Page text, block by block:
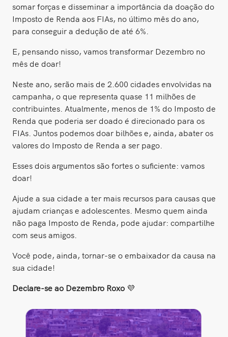
somar forças e disseminar a importância da doação do
Imposto de Renda aos FIAs, no último mês do ano,
para conseguir a dedução de até 6%.
E, pensando nisso, vamos transformar Dezembro no
mês de doar!
Neste ano, serão mais de 2.600 cidades envolvidas na
campanha, o que representa quase 11 milhões de
contribuintes. Atualmente, menos de 1% do Imposto de
Renda que poderia ser doado é direcionado para os
FIAs. Juntos podemos doar bilhões e, ainda, abater os
valores do Imposto de Renda a ser pago.
Esses dois argumentos são fortes o suficiente: vamos
doar!
Ajude a sua cidade a ter mais recursos para causas que
ajudam crianças e adolescentes. Mesmo quem ainda
não paga Imposto de Renda, pode ajudar: compartilhe
com seus amigos.
Você pode, ainda, tornar-se o embaixador da causa na
sua cidade!
Declare-se ao Dezembro Roxo 💜